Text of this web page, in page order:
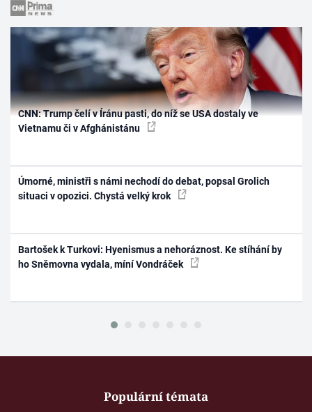
CNN: Trump čelí v Íránu pasti, do níž se USA dostaly ve
Vietnamu či v Afghánistánu
Úmorné, ministři s námi nechodí do debat, popsal Grolich
situaci v opozici. Chystá velký krok
Bartošek k Turkovi: Hyenismus a nehoráznost. Ke stíhání by
ho Sněmovna vydala, míní Vondráček
Populární témata